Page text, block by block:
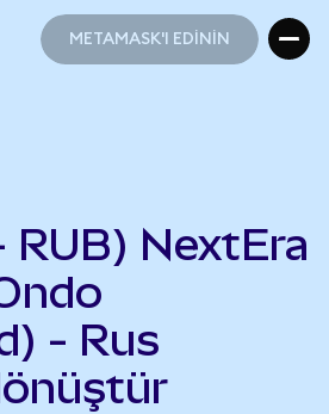
METAMASK'I EDİNİN
RUB) NextEra
- Rus